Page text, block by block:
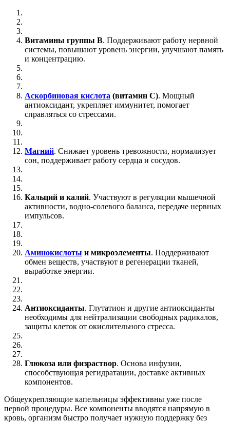
Витамины группы B. Поддерживают работу нервной
системы, повышают уровень энергии, улучшают память
и концентрацию.
Аскорбиновая кислота (витамин C). Мощный
антиоксидант, укрепляет иммунитет, помогает
справляться со стрессами.
Магний. Снижает уровень тревожности, нормализует
сон, поддерживает работу сердца и сосудов.
Кальций и калий. Участвуют в регуляции мышечной
активности, водно-солевого баланса, передаче нервных
импульсов.
Аминокислоты и микроэлементы. Поддерживают
обмен веществ, участвуют в регенерации тканей,
выработке энергии.
Антиоксиданты. Глутатион и другие антиоксиданты
необходимы для нейтрализации свободных радикалов,
защиты клеток от окислительного стресса.
Глюкоза или физраствор. Основа инфузии,
способствующая регидратации, доставке активных
компонентов.
Общеукрепляющие капельницы эффективны уже после
первой процедуры. Все компоненты вводятся напрямую в
кровь, организм быстро получает нужную поддержку без